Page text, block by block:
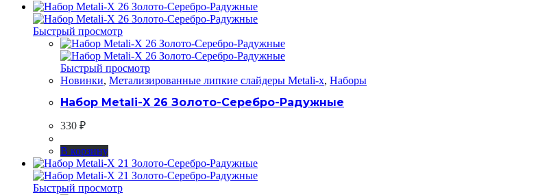
Быстрый просмотр
Быстрый просмотр
Новинки, Метализированные липкие слайдеры Metali-x, Наборы
Набор Metali-X 26 Золото-Серебро-Радужные
330 ₽
В корзину
Быстрый просмотр